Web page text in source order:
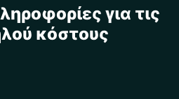
για τις
κόστους